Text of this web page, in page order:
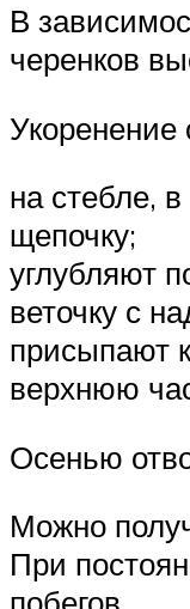
В
черенков
Укоренение
на стебле,
щепочку;
углубляют
веточку с
присыпают
верхнюю
Осенью
Можно
При